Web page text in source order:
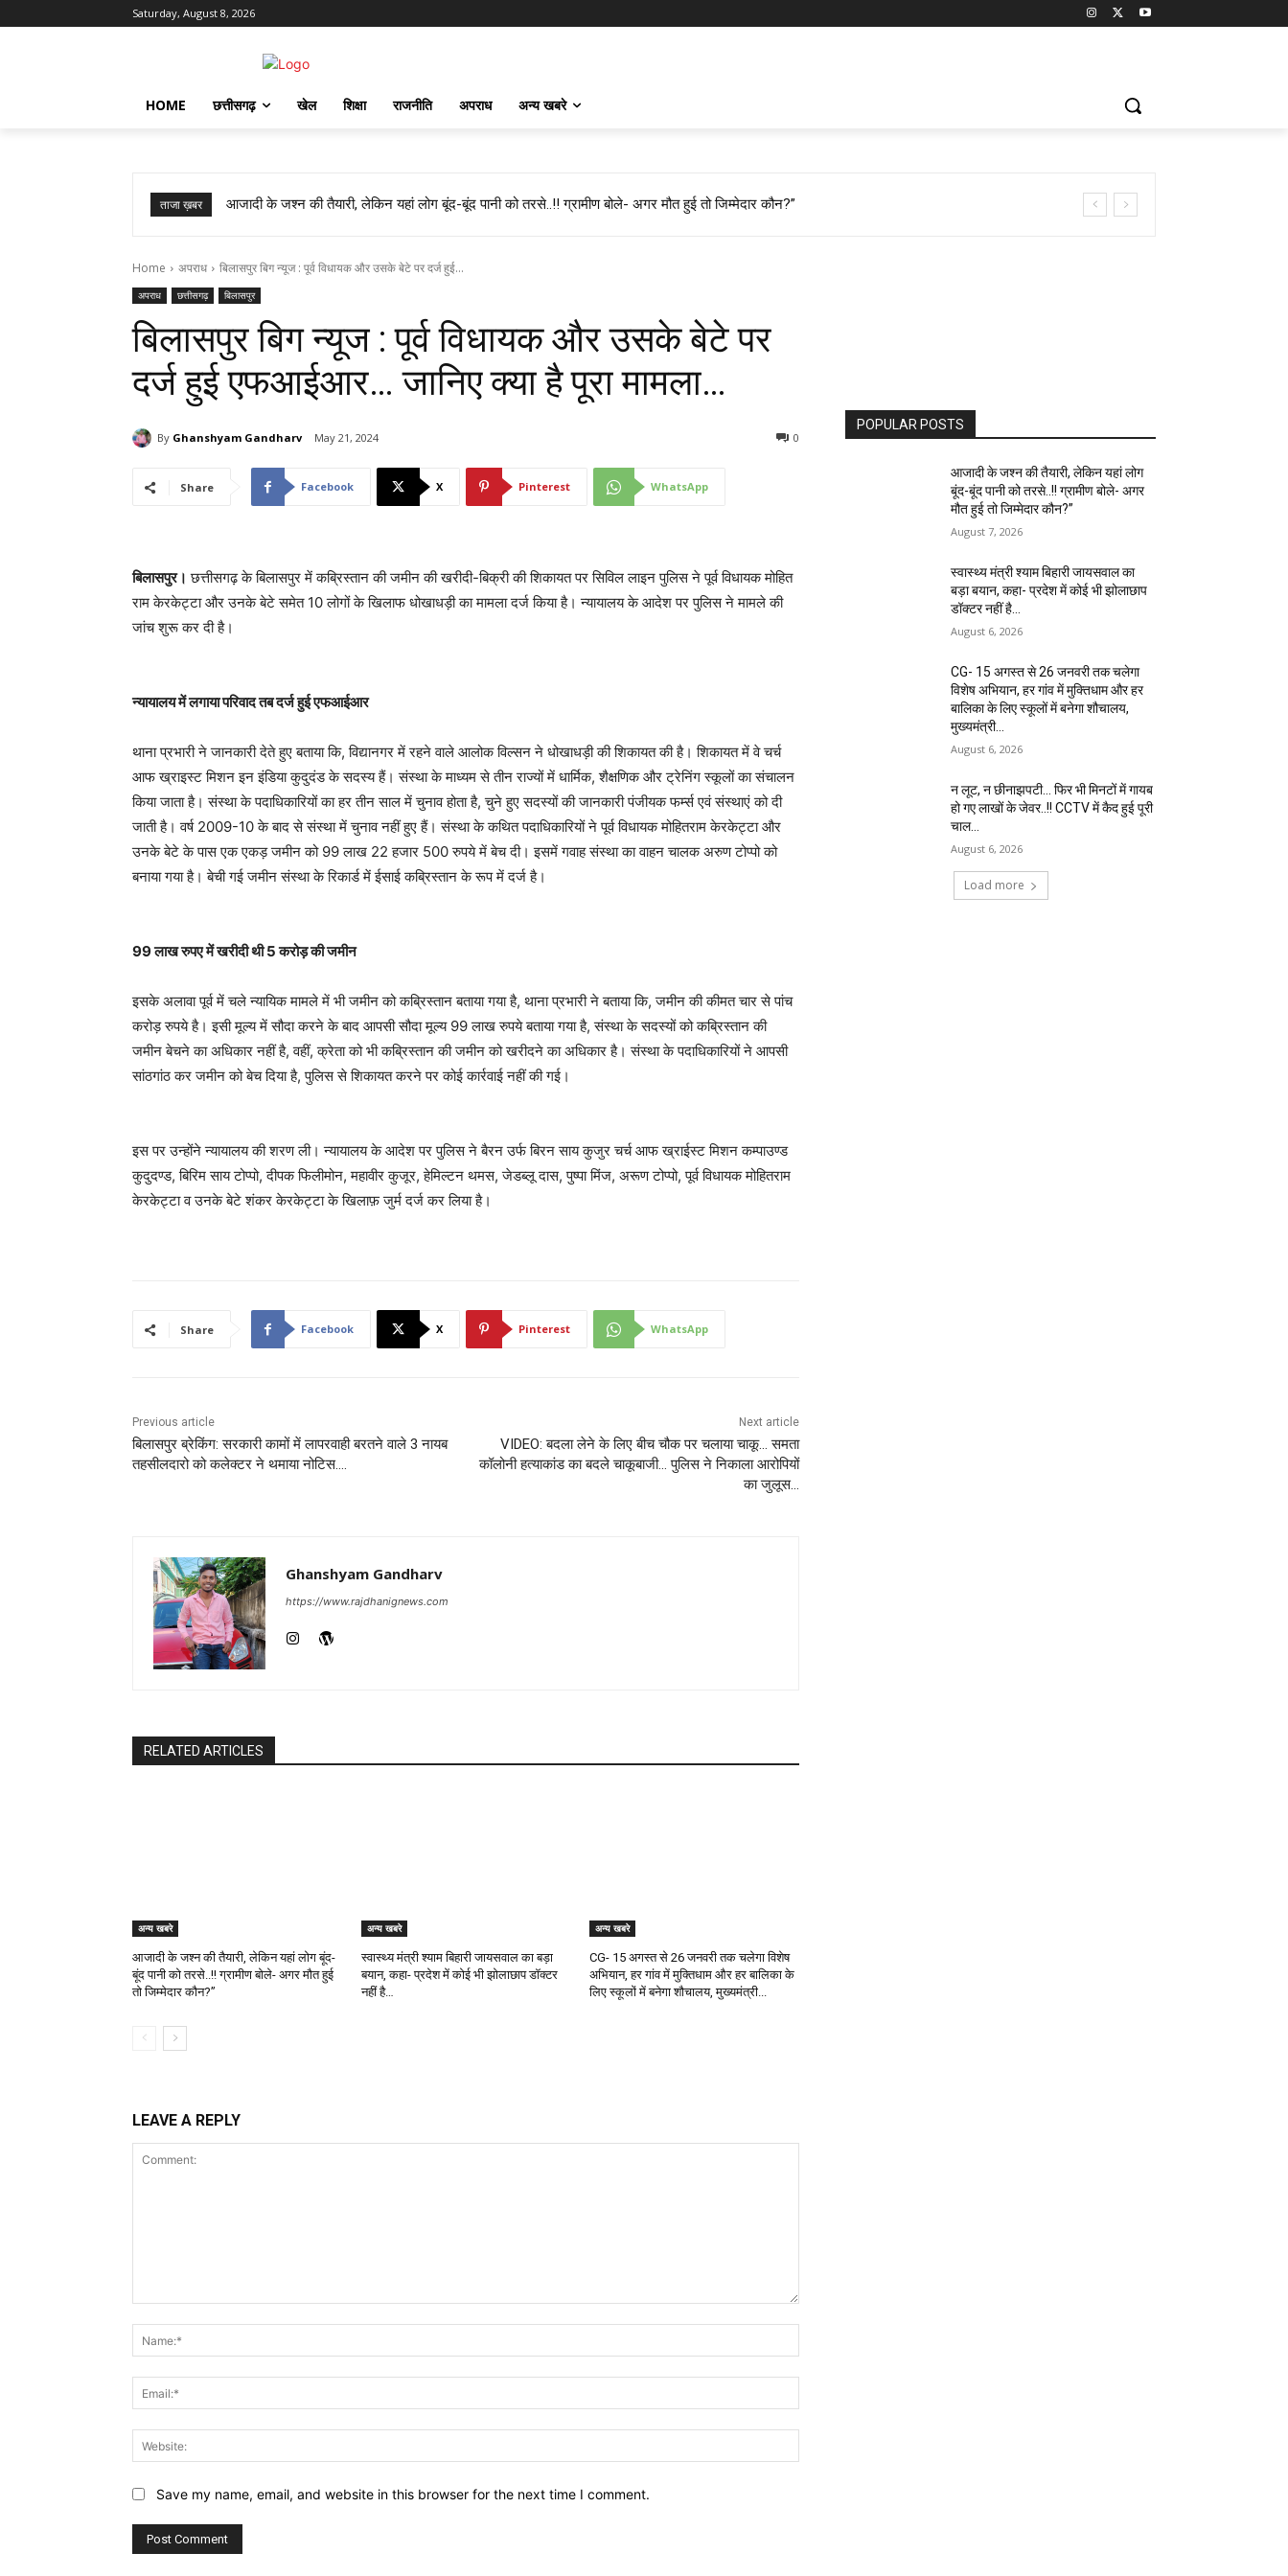
Saturday, August 8, 2026
HOME छत्तीसगढ़ खेल शिक्षा राजनीति अपराध अन्य खबरे
ताजा ख़बर आजादी के जश्न की तैयारी, लेकिन यहां लोग बूंद-बूंद पानी को तरसे..!! ग्रामीण बोले- अगर मौत हुई तो जिम्मेदार कौन?”
Home अपराध बिलासपुर बिग न्यूज : पूर्व विधायक और उसके बेटे पर दर्ज हुई...
अपराध छत्तीसगढ़ बिलासपुर
बिलासपुर बिग न्यूज : पूर्व विधायक और उसके बेटे पर
दर्ज हुई एफआईआर… जानिए क्या है पूरा मामला…
By Ghanshyam Gandharv May 21, 2024 0
Share Facebook X Pinterest WhatsApp
बिलासपुर। छत्तीसगढ़ के बिलासपुर में कब्रिस्तान की जमीन की खरीदी-बिक्री की शिकायत पर सिविल लाइन पुलिस ने पूर्व विधायक मोहित
राम केरकेट्टा और उनके बेटे समेत 10 लोगों के खिलाफ धोखाधड़ी का मामला दर्ज किया है। न्यायालय के आदेश पर पुलिस ने मामले की
जांच शुरू कर दी है।
न्यायालय में लगाया परिवाद तब दर्ज हुई एफआईआर
थाना प्रभारी ने जानकारी देते हुए बताया कि, विद्यानगर में रहने वाले आलोक विल्सन ने धोखाधड़ी की शिकायत की है। शिकायत में वे चर्च
आफ ख्राइस्ट मिशन इन इंडिया कुदुदंड के सदस्य हैं। संस्था के माध्यम से तीन राज्यों में धार्मिक, शैक्षणिक और ट्रेनिंग स्कूलों का संचालन
किया जाता है। संस्था के पदाधिकारियों का हर तीन साल में चुनाव होता है, चुने हुए सदस्यों की जानकारी पंजीयक फर्म्स एवं संस्थाएं को दी
जाती है। वर्ष 2009-10 के बाद से संस्था में चुनाव नहीं हुए हैं। संस्था के कथित पदाधिकारियों ने पूर्व विधायक मोहितराम केरकेट्टा और
उनके बेटे के पास एक एकड़ जमीन को 99 लाख 22 हजार 500 रुपये में बेच दी। इसमें गवाह संस्था का वाहन चालक अरुण टोप्पो को
बनाया गया है। बेची गई जमीन संस्था के रिकार्ड में ईसाई कब्रिस्तान के रूप में दर्ज है।
99 लाख रुपए में खरीदी थी 5 करोड़ की जमीन
इसके अलावा पूर्व में चले न्यायिक मामले में भी जमीन को कब्रिस्तान बताया गया है, थाना प्रभारी ने बताया कि, जमीन की कीमत चार से पांच
करोड़ रुपये है। इसी मूल्य में सौदा करने के बाद आपसी सौदा मूल्य 99 लाख रुपये बताया गया है, संस्था के सदस्यों को कब्रिस्तान की
जमीन बेचने का अधिकार नहीं है, वहीं, क्रेता को भी कब्रिस्तान की जमीन को खरीदने का अधिकार है। संस्था के पदाधिकारियों ने आपसी
सांठगांठ कर जमीन को बेच दिया है, पुलिस से शिकायत करने पर कोई कार्रवाई नहीं की गई।
इस पर उन्होंने न्यायालय की शरण ली। न्यायालय के आदेश पर पुलिस ने बैरन उर्फ बिरन साय कुजुर चर्च आफ ख्राईस्ट मिशन कम्पाउण्ड
कुदुदण्ड, बिरिम साय टोप्पो, दीपक फिलीमोन, महावीर कुजूर, हेमिल्टन थमस, जेडब्लू दास, पुष्पा मिंज, अरूण टोप्पो, पूर्व विधायक मोहितराम
केरकेट्टा व उनके बेटे शंकर केरकेट्टा के खिलाफ़ जुर्म दर्ज कर लिया है।
Share Facebook X Pinterest WhatsApp
Previous article
बिलासपुर ब्रेकिंग: सरकारी कामों में लापरवाही बरतने वाले 3 नायब
तहसीलदारो को कलेक्टर ने थमाया नोटिस….
Next article
VIDEO: बदला लेने के लिए बीच चौक पर चलाया चाकू… समता
कॉलोनी हत्याकांड का बदले चाकूबाजी… पुलिस ने निकाला आरोपियों
का जुलूस…
Ghanshyam Gandharv
https://www.rajdhanignews.com
RELATED ARTICLES
अन्य खबरे
आजादी के जश्न की तैयारी, लेकिन यहां लोग बूंद-
बूंद पानी को तरसे..!! ग्रामीण बोले- अगर मौत हुई
तो जिम्मेदार कौन?”
अन्य खबरे
स्वास्थ्य मंत्री श्याम बिहारी जायसवाल का बड़ा
बयान, कहा- प्रदेश में कोई भी झोलाछाप डॉक्टर
नहीं है…
अन्य खबरे
CG- 15 अगस्त से 26 जनवरी तक चलेगा विशेष
अभियान, हर गांव में मुक्तिधाम और हर बालिका के
लिए स्कूलों में बनेगा शौचालय, मुख्यमंत्री...
LEAVE A REPLY
Save my name, email, and website in this browser for the next time I comment.
POPULAR POSTS
आजादी के जश्न की तैयारी, लेकिन यहां लोग
बूंद-बूंद पानी को तरसे..!! ग्रामीण बोले- अगर
मौत हुई तो जिम्मेदार कौन?”
August 7, 2026
स्वास्थ्य मंत्री श्याम बिहारी जायसवाल का
बड़ा बयान, कहा- प्रदेश में कोई भी झोलाछाप
डॉक्टर नहीं है…
August 6, 2026
CG- 15 अगस्त से 26 जनवरी तक चलेगा
विशेष अभियान, हर गांव में मुक्तिधाम और हर
बालिका के लिए स्कूलों में बनेगा शौचालय,
मुख्यमंत्री...
August 6, 2026
न लूट, न छीनाझपटी… फिर भी मिनटों में गायब
हो गए लाखों के जेवर..!! CCTV में कैद हुई पूरी
चाल…
August 6, 2026
Load more